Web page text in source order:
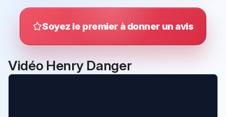
Soyez le premier à donner un avis
Vidéo Henry Danger